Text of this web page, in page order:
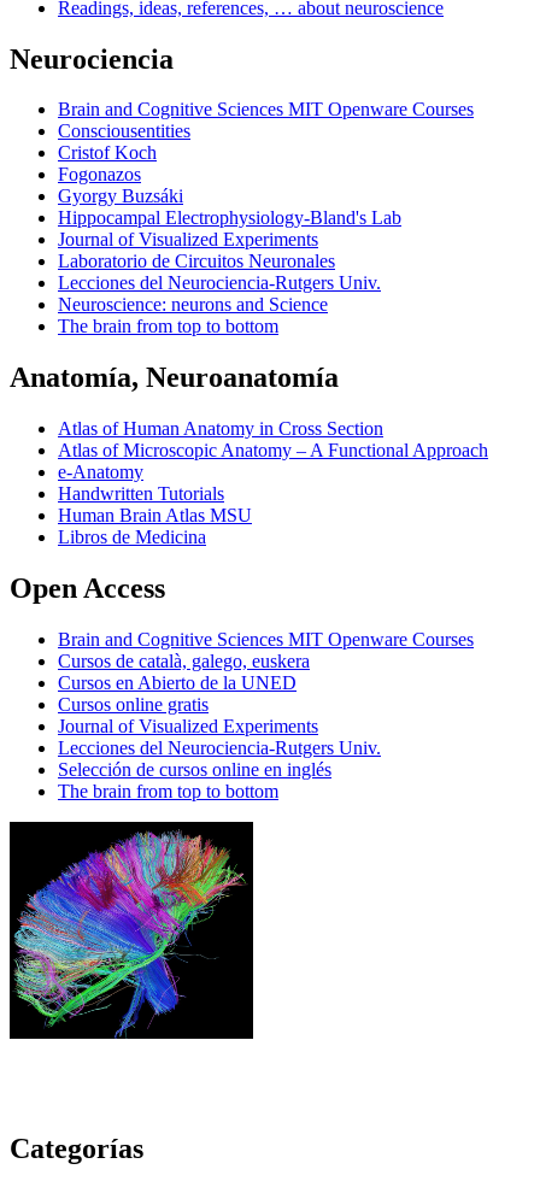
Readings, ideas, references, … about neuroscience
Neurociencia
Brain and Cognitive Sciences MIT Openware Courses
Consciousentities
Cristof Koch
Fogonazos
Gyorgy Buzsáki
Hippocampal Electrophysiology-Bland's Lab
Journal of Visualized Experiments
Laboratorio de Circuitos Neuronales
Lecciones del Neurociencia-Rutgers Univ.
Neuroscience: neurons and Science
The brain from top to bottom
Anatomía, Neuroanatomía
Atlas of Human Anatomy in Cross Section
Atlas of Microscopic Anatomy – A Functional Approach
e-Anatomy
Handwritten Tutorials
Human Brain Atlas MSU
Libros de Medicina
Open Access
Brain and Cognitive Sciences MIT Openware Courses
Cursos de català, galego, euskera
Cursos en Abierto de la UNED
Cursos online gratis
Journal of Visualized Experiments
Lecciones del Neurociencia-Rutgers Univ.
Selección de cursos online en inglés
The brain from top to bottom
Categorías